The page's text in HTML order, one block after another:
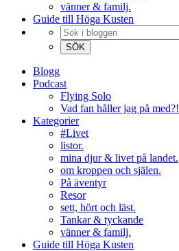
vänner & familj.
Guide till Höga Kusten
Blogg
Podcast
Flying Solo
Vad fan håller jag på med?!
Kategorier
#Livet
listor.
mina djur & livet på landet.
om kroppen och själen.
På äventyr
Resor
sett, hört och läst.
Tankar & tyckande
vänner & familj.
Guide till Höga Kusten